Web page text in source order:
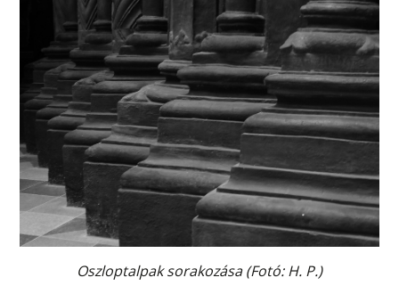
Oszloptalpak sorakozása (Fotó: H. P.)